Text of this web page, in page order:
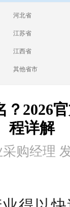
河北省
江苏省
江西省
其他省市
？2026
程详解
购经理